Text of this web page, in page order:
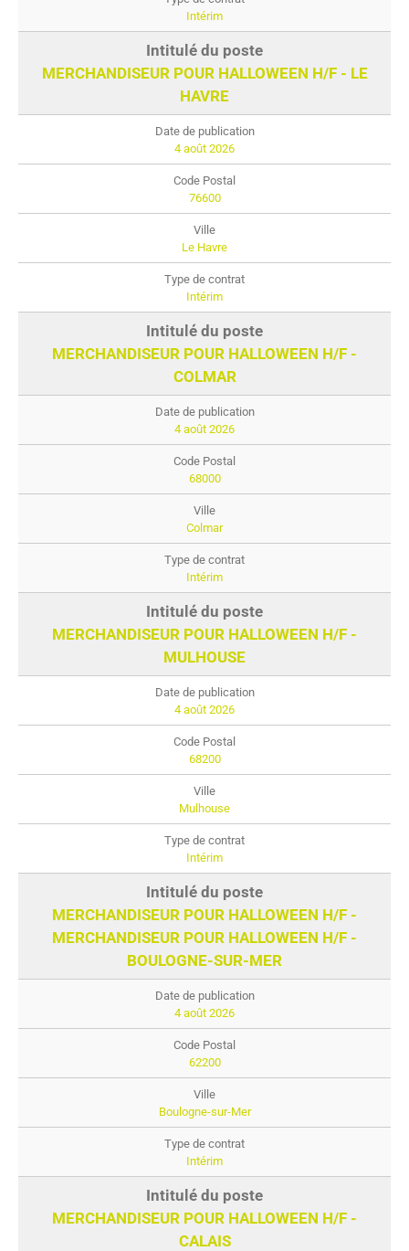
Intérim
MERCHANDISEUR POUR HALLOWEEN H/F - LE
HAVRE
4 août 2026
76600
Le Havre
Intérim
MERCHANDISEUR POUR HALLOWEEN H/F -
COLMAR
4 août 2026
68000
Colmar
Intérim
MERCHANDISEUR POUR HALLOWEEN H/F -
MULHOUSE
4 août 2026
68200
Mulhouse
Intérim
MERCHANDISEUR POUR HALLOWEEN H/F -
MERCHANDISEUR POUR HALLOWEEN H/F -
BOULOGNE-SUR-MER
4 août 2026
62200
Boulogne-sur-Mer
Intérim
MERCHANDISEUR POUR HALLOWEEN H/F -
CALAIS